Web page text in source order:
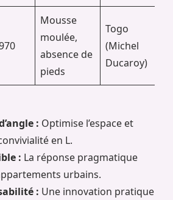
Mousse
moulée,
absence de
pieds
Togo
(Michel
Ducaroy)
: Optimise l’espace et
en L.
: La réponse pragmatique
urbains.
: Une innovation pratique